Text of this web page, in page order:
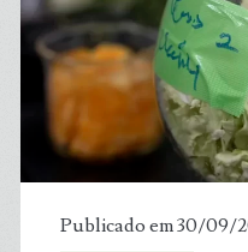
Publicado em 30/09/